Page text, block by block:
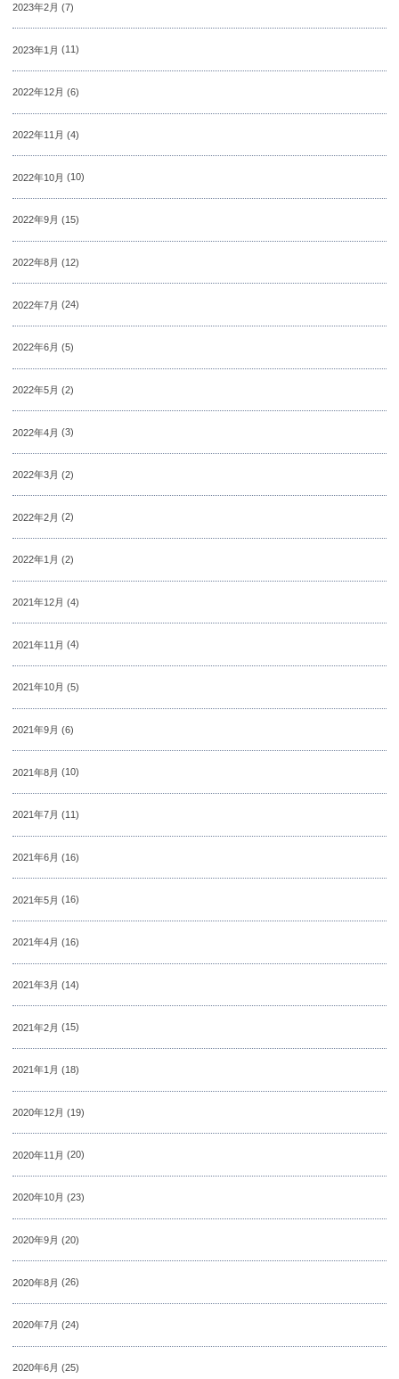
2023年2月 (7)
2023年1月 (11)
2022年12月 (6)
2022年11月 (4)
2022年10月 (10)
2022年9月 (15)
2022年8月 (12)
2022年7月 (24)
2022年6月 (5)
2022年5月 (2)
2022年4月 (3)
2022年3月 (2)
2022年2月 (2)
2022年1月 (2)
2021年12月 (4)
2021年11月 (4)
2021年10月 (5)
2021年9月 (6)
2021年8月 (10)
2021年7月 (11)
2021年6月 (16)
2021年5月 (16)
2021年4月 (16)
2021年3月 (14)
2021年2月 (15)
2021年1月 (18)
2020年12月 (19)
2020年11月 (20)
2020年10月 (23)
2020年9月 (20)
2020年8月 (26)
2020年7月 (24)
2020年6月 (25)